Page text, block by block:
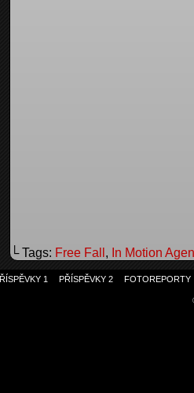
└ Tags: Free Fall, In Motion
1 PŘÍSPĚVKY 2 FOTOREPORTY